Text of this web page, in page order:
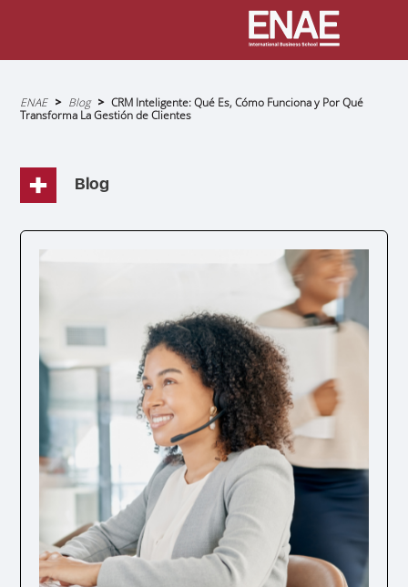
Sobrescribir
enlaces
de
navegación
ENAE Blog
CRM Inteligente: Qué Es, Cómo Funciona y Por Qué
Transforma La Gestión de Clientes
Blog